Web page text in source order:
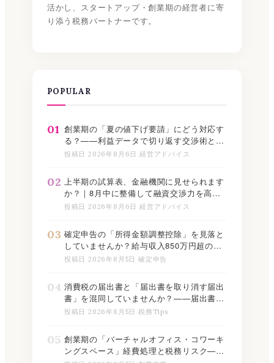
活かし、スタートアップ・創業期の経営者に寄
り添う税務パートナーです。
POPULAR
01 創業期の「夏の値下げ要請」にどう対応す
る？——利益データで切り返す交渉術と記
録の残し方
投稿日 2026年8月6日 経営アドバイス
02 上半期の試算表、金融機関に見せられます
か？｜8月中に整備して融資交渉力を高め
る実践ステップ
投稿日 2026年8月6日 経営アドバイス
03 確定申告の「所得金額調整控除」を見落と
していませんか？給与収入850万円超の方
が使える控除の適用判定と記載方法【2026
投稿日 2026年8月5日 確定申告
04 消費税の届出書と「届出書を取り消す届出
書」を混同していませんか？——届出書同
士の関係と提出期限を一覧表で整理【2026
投稿日 2026年8月5日 税務Tips
05 創業期の「バーチャルオフィス・コワーキ
ングスペース」経費処理と税務リスク——